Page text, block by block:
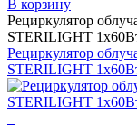
В корзину
Рециркулятор
STERILIGHT
Рециркулятор
STERILIGHT